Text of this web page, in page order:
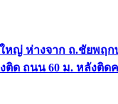
ญ่ ห่างจาก ถ.ชัยพฤกษ์
ด ถนน 60 ม. หลังติดค